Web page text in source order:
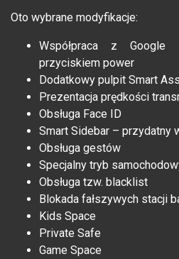
Oto wybrane modyfikacje:
Współpraca z
przyciskiem power
Dodatkowy pulpit Smart
Prezentacja prędkości
Obsługa Face ID
Smart Sidebar – przydatny
Obsługa gestów
Specjalny tryb
Obsługa tzw. blacklist
Blokada fałszywych stacji
Kids Space
Private Safe
Game Space